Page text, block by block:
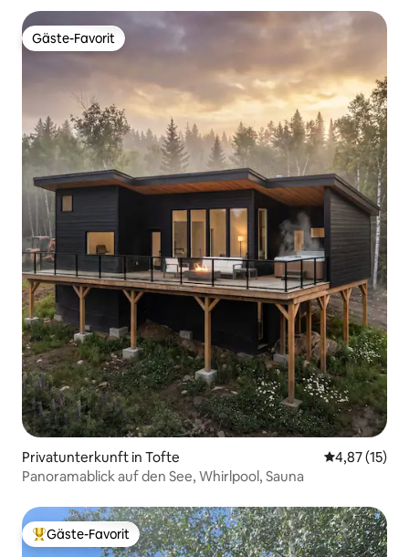
Gäste-Favorit
Gäste-Favorit
Privatunterkunft in Tofte
4,87 (15)
Panoramablick auf den See, Whirlpool, Sauna
Beliebter Gäste-Favorit.
Gäste-Favorit